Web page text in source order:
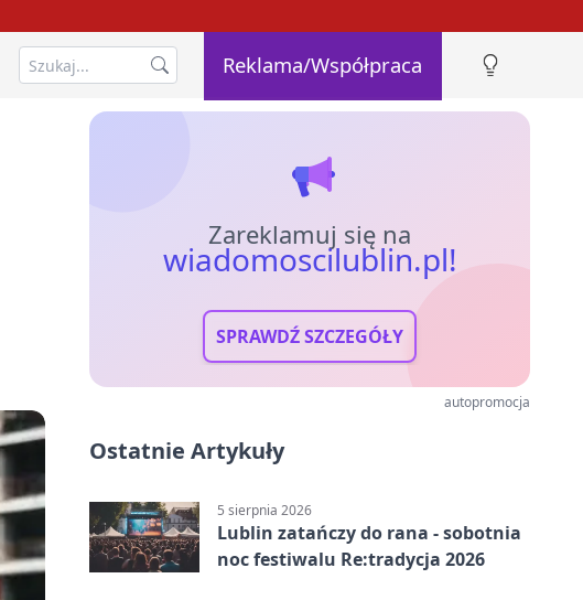
Reklama/Współpraca
Zareklamuj się na
wiadomoscilublin.pl!
SPRAWDŹ SZCZEGÓŁY
autopromocja
Ostatnie Artykuły
5 sierpnia 2026
Lublin zatańczy do rana - sobotnia
noc festiwalu Re:tradycja 2026